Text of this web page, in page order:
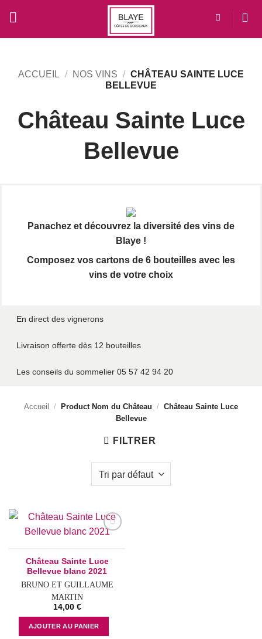
contenu
ACCUEIL / NOS VINS / CHÂTEAU SAINTE LUCE
BELLEVUE
Château Sainte Luce
Bellevue
Panachez et découvrez la diversité des vins de
Blaye !
Composez vos cartons de 6 bouteilles avec les
vins de votre choix
En direct des vignerons
Livraison offerte dès 12 bouteilles
Les conseils du sommelier 05 57 42 94 20
Accueil / Product Nom du Château / Château Sainte Luce
Bellevue
FILTRER
Château Sainte Luce
Bellevue blanc 2021
BRUNO ET GUILLAUME
MARTIN
14,00 €
AJOUTER AU PANIER